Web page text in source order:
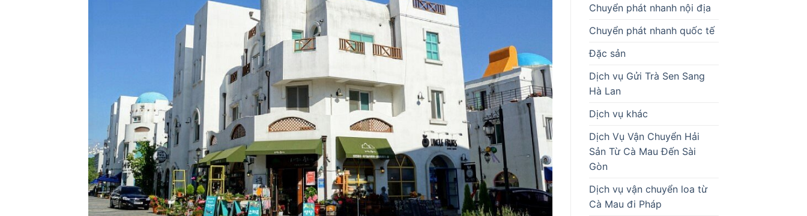
Chuyển phát nhanh nội địa
Chuyển phát nhanh quốc tế
Đặc sản
Dịch vụ Gửi Trà Sen Sang
Hà Lan
Dịch vụ khác
Dịch Vụ Vận Chuyển Hải
Sản Từ Cà Mau Đến Sài
Gòn
Dịch vụ vận chuyển loa từ
Cà Mau đi Pháp